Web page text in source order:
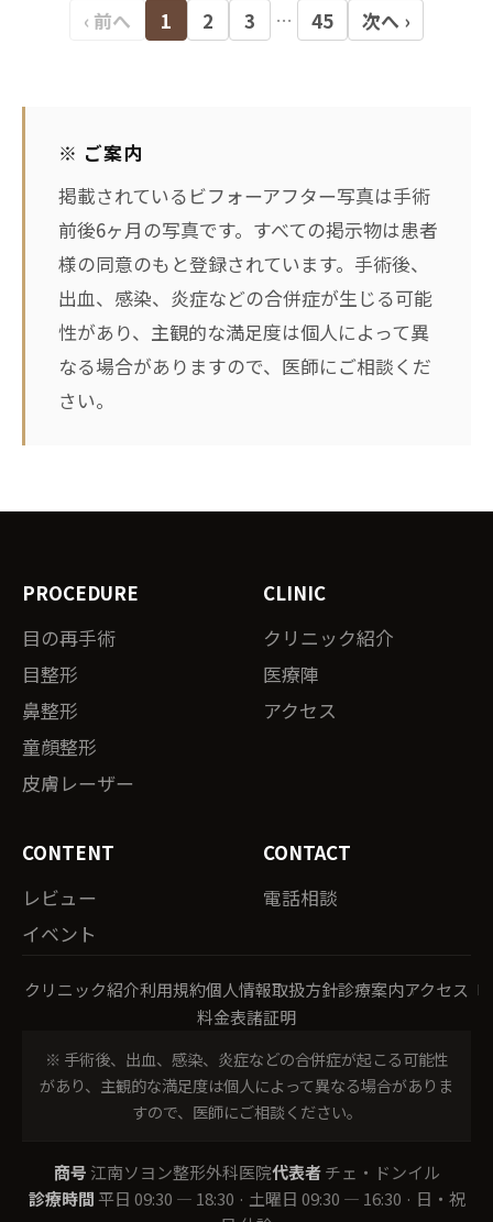
‹ 前へ 1 2 3 … 45 次へ ›
※ ご案内
掲載されているビフォーアフター写真は手術
前後6ヶ月の写真です。すべての掲示物は患者
様の同意のもと登録されています。手術後、
出血、感染、炎症などの合併症が生じる可能
性があり、主観的な満足度は個人によって異
なる場合がありますので、医師にご相談くだ
さい。
PROCEDURE
目の再手術
目整形
鼻整形
童顔整形
皮膚レーザー
CLINIC
クリニック紹介
医療陣
アクセス
CONTENT
レビュー
イベント
CONTACT
電話相談
クリニック紹介利用規約個人情報取扱方針診療案内アクセス
料金表諸証明
※ 手術後、出血、感染、炎症などの合併症が起こる可能性
があり、主観的な満足度は個人によって異なる場合がありま
すので、医師にご相談ください。
商号 江南ソヨン整形外科医院代表者チェ・ドンイル
診療時間平日 09:30 — 18:30 · 土曜日 09:30 — 16:30 · 日・祝